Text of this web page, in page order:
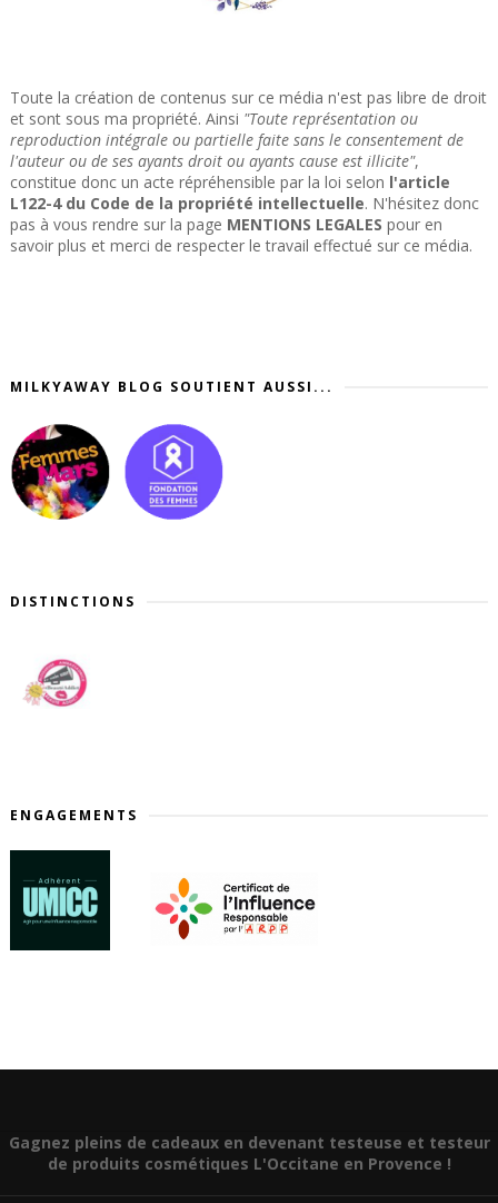
Toute la création de contenus sur ce média n'est pas libre de droit
et sont sous ma propriété. Ainsi "Toute représentation ou
reproduction intégrale ou partielle faite sans le consentement de
l'auteur ou de ses ayants droit ou ayants cause est illicite",
constitue donc un acte répréhensible par la loi selon l'article
L122-4 du Code de la propriété intellectuelle. N'hésitez donc
pas à vous rendre sur la page MENTIONS LEGALES pour en
savoir plus et merci de respecter le travail effectué sur ce média.
MILKYAWAY BLOG SOUTIENT AUSSI...
DISTINCTIONS
ENGAGEMENTS
Gagnez pleins de cadeaux en devenant testeuse et testeur
de produits cosmétiques L'Occitane en Provence !